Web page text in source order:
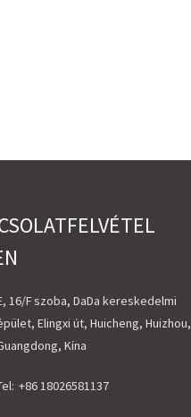
16/F szoba, DaDa kereskedelmi
Elingxi út, Huicheng, Huizhou,
Kína
+86 18026581137